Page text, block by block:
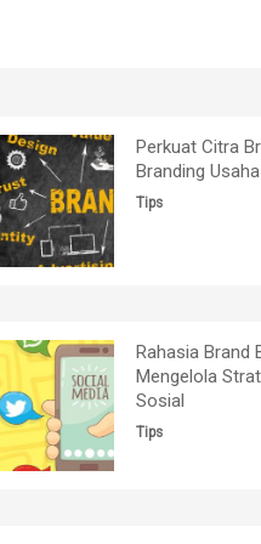
Perkuat Citra
Branding
Tips
Rahasia Brand
Mengelola
Sosial
Tips